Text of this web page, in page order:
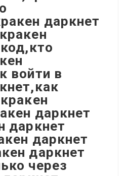
даркнет
войти в
даркнет
даркнет
даркнет
даркнет
через